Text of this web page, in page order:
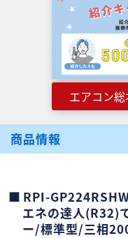
エアコン
商品情報
RPI-
エネの達人(R32)
ー/標準型/三相